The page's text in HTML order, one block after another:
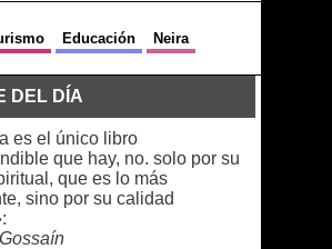
Educación Neira
DEL DÍA
es el único libro
que hay, no. solo por su
que es lo más
sino por su calidad